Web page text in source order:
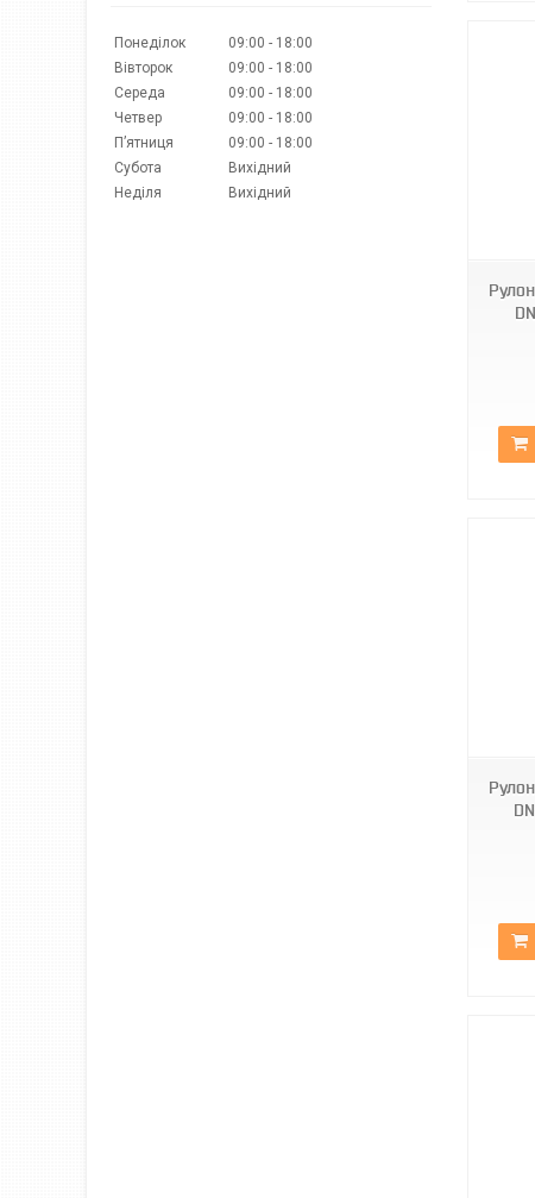
Понеділок 09:00
18:00
Вівторок
09:00
18:00
Середа
09:00
18:00
Четвер
09:00
18:00
Пʼятниця
09:00
18:00
Субота
Вихідний
Неділя
Вихідний